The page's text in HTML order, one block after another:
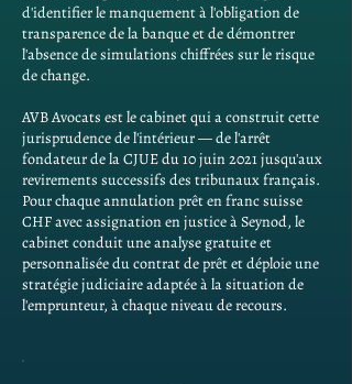
d'identifier le manquement à l'obligation de
transparence de la banque et de démontrer
l'absence de simulations chiffrées sur le risque
de change.
AVB Avocats est le cabinet qui a construit cette
jurisprudence de l'intérieur — de l'arrêt
fondateur de la CJUE du 10 juin 2021 jusqu'aux
revirements successifs des tribunaux français.
Pour chaque annulation prêt en franc suisse
CHF avec assignation en justice à Seynod, le
cabinet conduit une analyse gratuite et
personnalisée du contrat de prêt et déploie une
stratégie judiciaire adaptée à la situation de
l'emprunteur, à chaque niveau de recours.